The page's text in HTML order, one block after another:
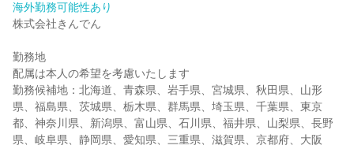
海外勤務可能性あり
株式会社きんでん
勤務地
配属は本人の希望を考慮いたします
勤務候補地：北海道、青森県、岩手県、宮城県、秋田県、山形
県、福島県、茨城県、栃木県、群馬県、埼玉県、千葉県、東京
都、神奈川県、新潟県、富山県、石川県、福井県、山梨県、長野
県、岐阜県、静岡県、愛知県、三重県、滋賀県、京都府、大阪